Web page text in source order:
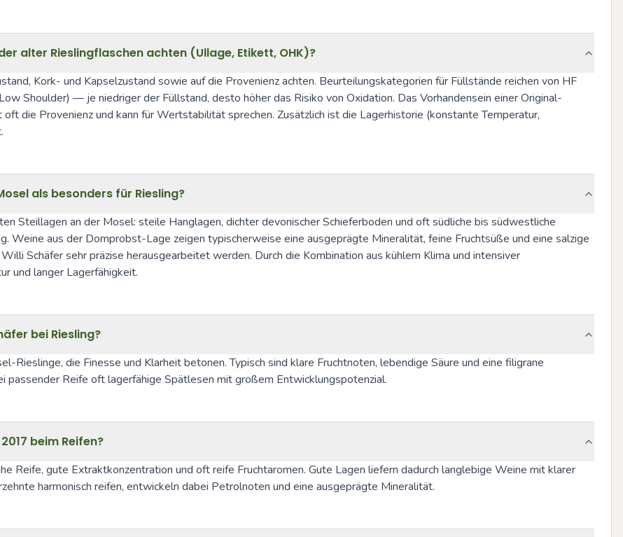
alter Rieslingflaschen achten (Ullage, Etikett, OHK)?
Kork- und Kapselzustand sowie auf die Provenienz achten. Beurteilungskategorien für Füllstände reichen von HF
Shoulder) — je niedriger der Füllstand, desto höher das Risiko von Oxidation. Das Vorhandensein einer Original-
die Provenienz und kann für Wertstabilität sprechen. Zusätzlich ist die Lagerhistorie (konstante Temperatur,
als besonders für Riesling?
Steillagen an der Mosel: steile Hanglagen, dichter devonischer Schieferboden und oft südliche bis südwestliche
Weine aus der Domprobst-Lage zeigen typischerweise eine ausgeprägte Mineralität, feine Fruchtsüße und eine salzige
Schäfer sehr präzise herausgearbeitet werden. Durch die Kombination aus kühlem Klima und intensiver
und langer Lagerfähigkeit.
bei Riesling?
die Finesse und Klarheit betonen. Typisch sind klare Fruchtnoten, lebendige Säure und eine filigrane
passender Reife oft lagerfähige Spätlesen mit großem Entwicklungspotenzial.
beim Reifen?
Reife, gute Extraktkonzentration und oft reife Fruchtaromen. Gute Lagen liefern dadurch langlebige Weine mit klarer
harmonisch reifen, entwickeln dabei Petrolnoten und eine ausgeprägte Mineralität.